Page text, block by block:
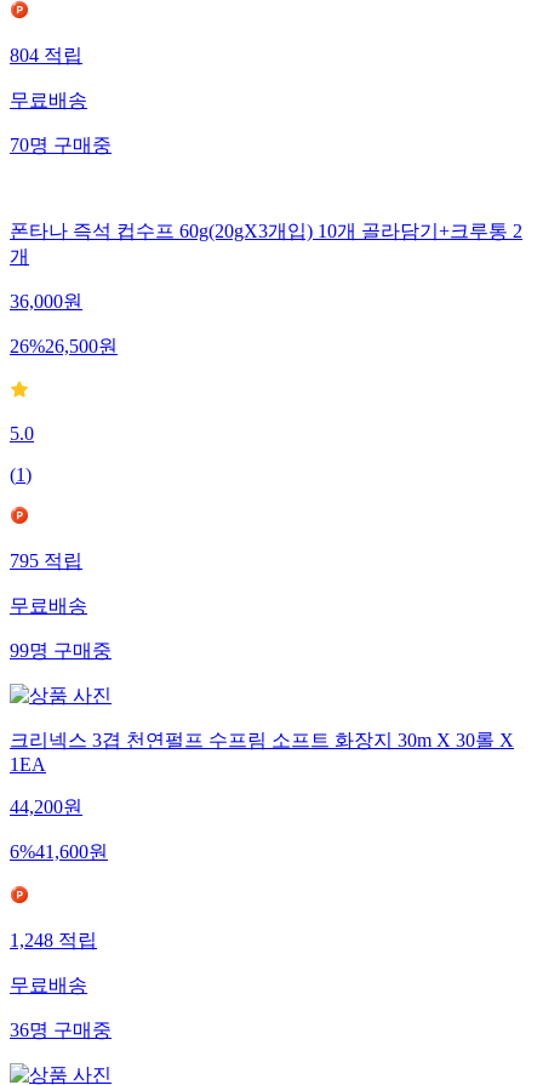
804적립
무료배송
70명구매중
폰타나 즉석 컵수프 60g(20gX3개입) 10개 골라담기+크루통 2
개
36,000원
26%26,500원
5.0
(1)
795적립
무료배송
99명구매중
크리넥스 3겹 천연펄프 수프림 소프트 화장지 30m X 30롤 X
1EA
44,200원
6%41,600원
1,248적립
무료배송
36명구매중